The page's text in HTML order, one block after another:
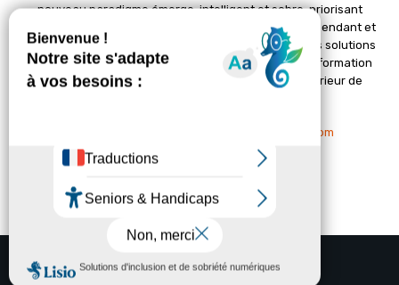
nouveau paradigme émerge, intelligent et sobre, priorisant
l'épanouissement de la vie. Le magazine Kaizen, indépendant et
positif, met en lumière des initiatives pionnières et des solutions
créatives pour un avenir meilleur. Il croit en une transformation
profonde des sociétés grâce à un changement intérieur de
contact@kaizen-magazine.com
A propos
Contact